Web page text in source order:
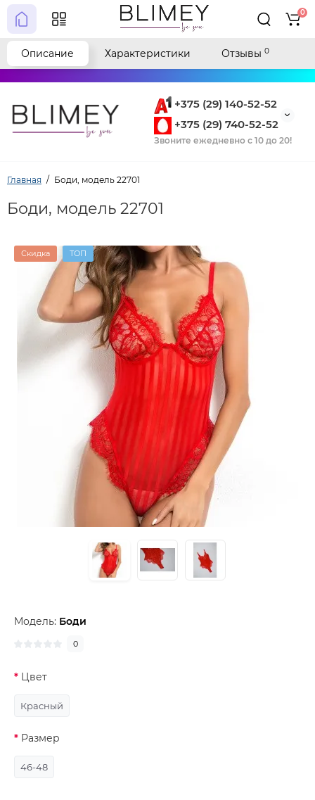
+375 (29) 140-52-52
+375 (29) 740-52-52
Звоните ежедневно с 10 до 20!
0
Главная Боди, модель 22701
Боди, модель 22701
Скидка ТОП
Модель: Боди
0
Цвет
Красный
Размер
46-48
Описание Характеристики Отзывы 0